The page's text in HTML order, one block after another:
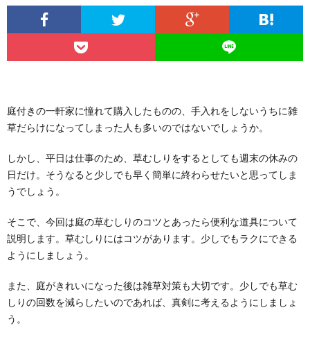
庭付きの一軒家に憧れて購入したものの、手入れをしないうちに雑
草だらけになってしまった人も多いのではないでしょうか。
しかし、平日は仕事のため、草むしりをするとしても週末の休みの
日だけ。そうなると少しでも早く簡単に終わらせたいと思ってしま
うでしょう。
そこで、今回は庭の草むしりのコツとあったら便利な道具について
説明します。草むしりにはコツがあります。少しでもラクにできる
ようにしましょう。
また、庭がきれいになった後は雑草対策も大切です。少しでも草む
しりの回数を減らしたいのであれば、真剣に考えるようにしましょ
う。